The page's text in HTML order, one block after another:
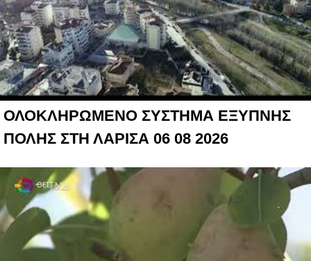
ΟΛΟΚΛΗΡΩΜΕΝΟ ΣΥΣΤΗΜΑ ΕΞΥΠΝΗΣ
ΠΟΛΗΣ ΣΤΗ ΛΑΡΙΣΑ 06 08 2026